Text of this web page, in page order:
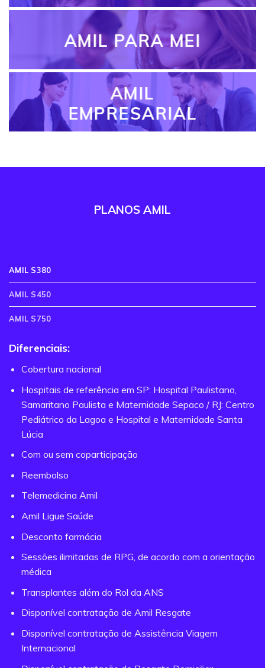
AMIL PARA MEI
AMIL
EMPRESARIAL
PLANOS AMIL
AMIL S380
AMIL S450
AMIL S750
Diferenciais:
Cobertura nacional
Hospitais de referência em SP: Hospital Paulistano,
Samaritano Paulista e Maternidade Sepaco / RJ: Centro
Pediátrico da Lagoa e Hospital e Maternidade Santa
Lúcia
Com ou sem coparticipação
Reembolso
Telemedicina Amil
Amil Ligue Saúde
Desconto farmácia
Sessões ilimitadas de RPG, de acordo com a orientação
médica
Transplantes além do Rol da ANS
Disponível contratação de Amil Resgate
Disponível contratação de Assistência Viagem
Internacional